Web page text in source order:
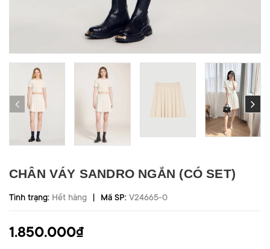
CHÂN VÁY SANDRO NGẮN (CÓ SET)
Tình trạng: Hết hàng | Mã SP: V24665-0
1.850.000₫